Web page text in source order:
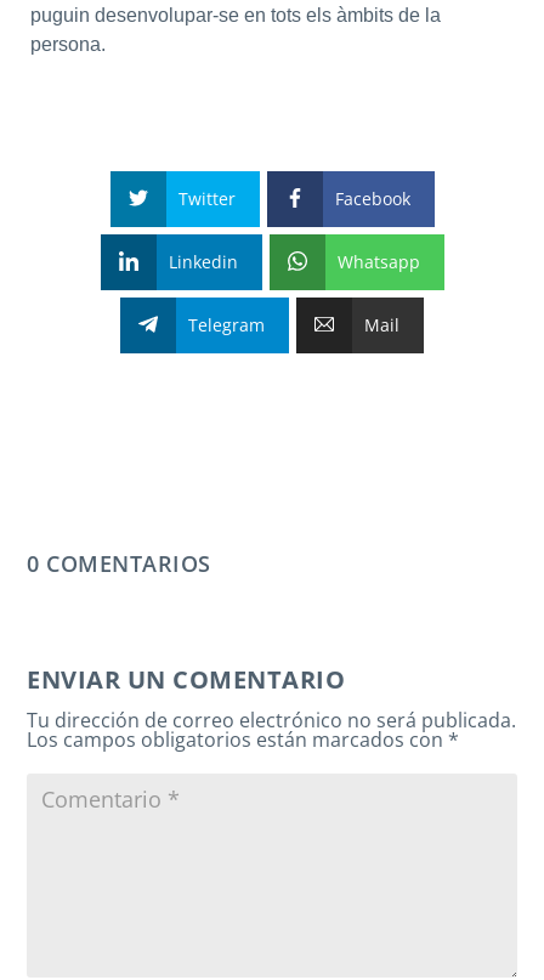
puguin desenvolupar-se en tots els àmbits de la
persona.
Twitter Facebook
Linkedin Whatsapp
Telegram Mail
0 COMENTARIOS
ENVIAR UN COMENTARIO
Tu dirección de correo electrónico no será publicada.
Los campos obligatorios están marcados con*